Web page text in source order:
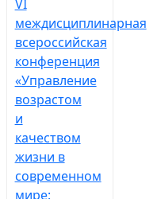
VI
междисциплинарная
всероссийская
конференция
«Управление
возрастом
и
качеством
жизни в
современном
мире: